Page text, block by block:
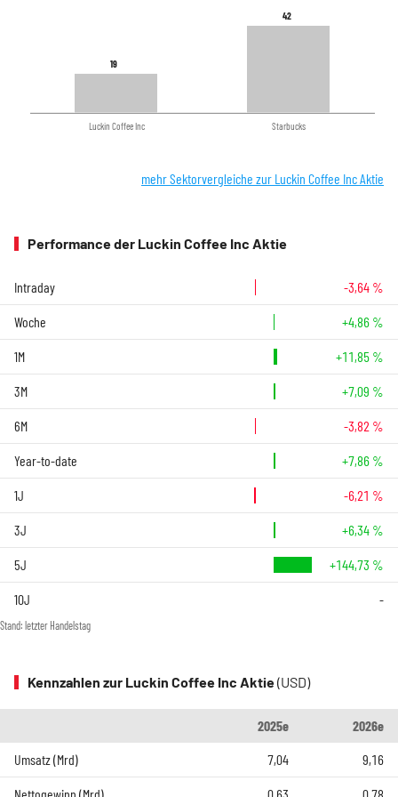
19
19
42
42
Luckin Coffee Inc Starbucks
mehr Sektorvergleiche zur Luckin Coffee Inc Aktie
Performance der Luckin Coffee Inc Aktie
Intraday -3,64 %
Woche +4,86 %
1M +11,85 %
3M +7,09 %
6M -3,82 %
Year-to-date +7,86 %
1J -6,21 %
3J +6,34 %
5J +144,73 %
10J -
Stand: letzter Handelstag
Kennzahlen zur Luckin Coffee Inc Aktie(USD)
2025e
2026e
Umsatz (Mrd)
7,04 9,16